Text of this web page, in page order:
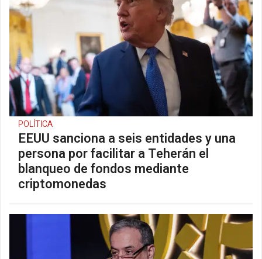
POLÍTICA
EEUU sanciona a seis entidades y una
persona por facilitar a Teherán el
blanqueo de fondos mediante
criptomonedas